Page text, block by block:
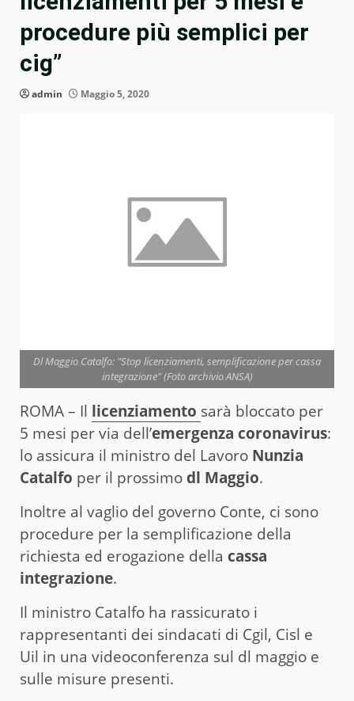
procedure più semplici per
cig”
admin Maggio 5, 2020
Dl Maggio Catalfo: "Stop licenziamenti, semplificazione per cassa
integrazione" (Foto archivio ANSA)
ROMA – Il licenziamento sarà bloccato per
5 mesi per via dell’emergenza coronavirus:
lo assicura il ministro del Lavoro Nunzia
Catalfo per il prossimo dl Maggio.
Inoltre al vaglio del governo Conte, ci sono
procedure per la semplificazione della
richiesta ed erogazione della cassa
integrazione.
Il ministro Catalfo ha rassicurato i
rappresentanti dei sindacati di Cgil, Cisl e
Uil in una videoconferenza sul dl maggio e
sulle misure presenti.